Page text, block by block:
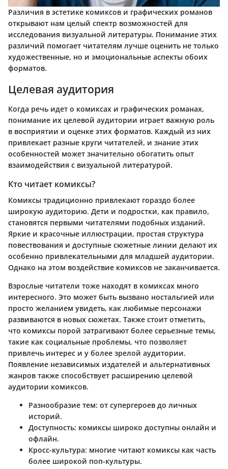
Различия в эстетике комиксов и графических романов
открывают нам целый спектр возможностей для
исследования визуальной литературы. Понимание этих
различий помогает читателям лучше оценить не только
художественные, но и эмоциональные аспекты обоих
форматов.
Целевая аудитория
Когда речь идет о комиксах и графических романах,
понимание их целевой аудитории играет важную роль
в восприятии и оценке этих форматов. Каждый из них
привлекает разные круги читателей, и знание этих
особенностей может значительно обогатить опыт
взаимодействия с визуальной литературой.
Кто читает комиксы?
Комиксы традиционно привлекают гораздо более
широкую аудиторию. Дети и подростки, как правило,
становятся первыми читателями подобных изданий.
Яркие и красочные иллюстрации, простая структура
повествования и доступные сюжетные линии делают их
особенно привлекательными для младшей аудитории.
Однако на этом воздействие комиксов не заканчивается.
Взрослые читатели тоже находят в комиксах много
интересного. Это может быть вызвано ностальгией или
просто желанием увидеть, как любимые персонажи
развиваются в новых сюжетах. Также стоит отметить,
что комиксы порой затрагивают более серьезные темы,
такие как социальные проблемы, что позволяет
привлечь интерес и у более зрелой аудитории.
Появление независимых издателей и альтернативных
жанров также способствует расширению целевой
аудитории комиксов.
Разнообразие тем: от супергероев до личных
историй.
Доступность: комиксы широко доступны онлайн и
офлайн.
Кросс-культура: многие читают комиксы как часть
более широкой поп-культуры.